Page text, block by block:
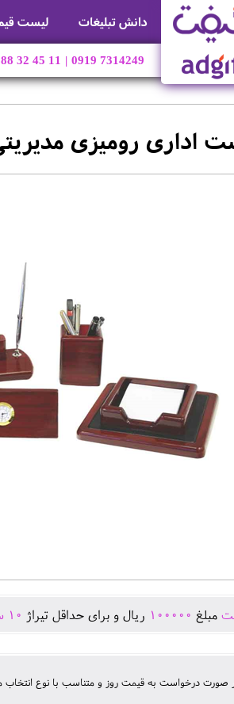
دانش تبلیغات لیست
32 45 11 | 0919 7314249
اداری رومیزی
مبلغ 100000 ريال و برای حداقل تيراژ 10
درخواست به قیمت روز و متناسب با نوع